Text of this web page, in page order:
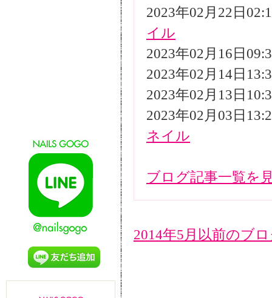
2023年02月22日
イル
2023年02月16日
2023年02月14日
2023年02月13日
2023年02月03日
ネイル
ブログ記事一覧を
2014年5月以前のブ